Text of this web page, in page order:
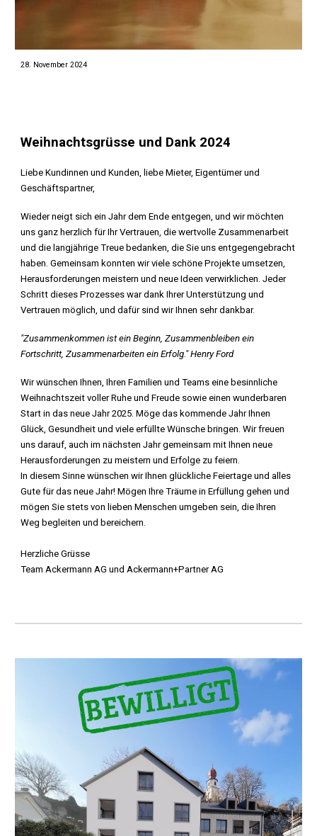
28. November 2024
Weihnachtsgrüsse und Dank 2024
Liebe Kundinnen und Kunden, liebe Mieter, Eigentümer und
Geschäftspartner,
Wieder neigt sich ein Jahr dem Ende entgegen, und wir möchten
uns ganz herzlich für Ihr Vertrauen, die wertvolle Zusammenarbeit
und die langjährige Treue bedanken, die Sie uns entgegengebracht
haben. Gemeinsam konnten wir viele schöne Projekte umsetzen,
Herausforderungen meistern und neue Ideen verwirklichen. Jeder
Schritt dieses Prozesses war dank Ihrer Unterstützung und
Vertrauen möglich, und dafür sind wir Ihnen sehr dankbar.
"Zusammenkommen ist ein Beginn, Zusammenbleiben ein
Fortschritt, Zusammenarbeiten ein Erfolg." Henry Ford
Wir wünschen Ihnen, Ihren Familien und Teams eine besinnliche
Weihnachtszeit voller Ruhe und Freude sowie einen wunderbaren
Start in das neue Jahr 2025. Möge das kommende Jahr Ihnen
Glück, Gesundheit und viele erfüllte Wünsche bringen. Wir freuen
uns darauf, auch im nächsten Jahr gemeinsam mit Ihnen neue
Herausforderungen zu meistern und Erfolge zu feiern.
In diesem Sinne wünschen wir Ihnen glückliche Feiertage und alles
Gute für das neue Jahr! Mögen Ihre Träume in Erfüllung gehen und
mögen Sie stets von lieben Menschen umgeben sein, die Ihren
Weg begleiten und bereichern.
Herzliche Grüsse
Team Ackermann AG und Ackermann+Partner AG